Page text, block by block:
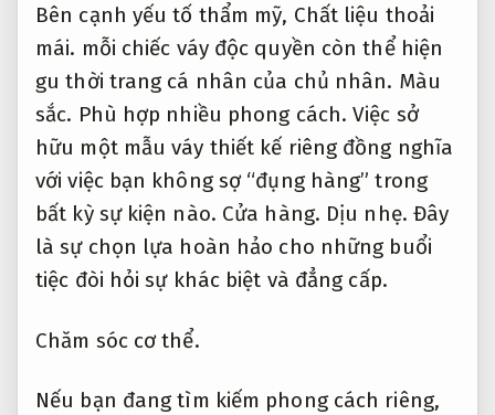
Bên cạnh yếu tố thẩm mỹ, Chất liệu thoải
mái. mỗi chiếc váy độc quyền còn thể hiện
gu thời trang cá nhân của chủ nhân. Màu
sắc. Phù hợp nhiều phong cách. Việc sở
hữu một mẫu váy thiết kế riêng đồng nghĩa
với việc bạn không sợ “đụng hàng” trong
bất kỳ sự kiện nào. Cửa hàng. Dịu nhẹ. Đây
là sự chọn lựa hoàn hảo cho những buổi
tiệc đòi hỏi sự khác biệt và đẳng cấp.
Chăm sóc cơ thể.
Nếu bạn đang tìm kiếm phong cách riêng,